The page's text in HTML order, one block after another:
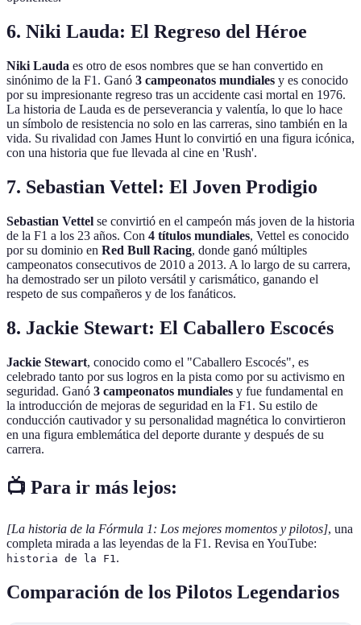
6. Niki Lauda: El Regreso del Héroe
Niki Lauda es otro de esos nombres que se han convertido en
sinónimo de la F1. Ganó 3 campeonatos mundiales y es conocido
por su impresionante regreso tras un accidente casi mortal en 1976.
La historia de Lauda es de perseverancia y valentía, lo que lo hace
un símbolo de resistencia no solo en las carreras, sino también en la
vida. Su rivalidad con James Hunt lo convirtió en una figura icónica,
con una historia que fue llevada al cine en 'Rush'.
7. Sebastian Vettel: El Joven Prodigio
Sebastian Vettel se convirtió en el campeón más joven de la historia
de la F1 a los 23 años. Con 4 títulos mundiales, Vettel es conocido
por su dominio en Red Bull Racing, donde ganó múltiples
campeonatos consecutivos de 2010 a 2013. A lo largo de su carrera,
ha demostrado ser un piloto versátil y carismático, ganando el
respeto de sus compañeros y de los fanáticos.
8. Jackie Stewart: El Caballero Escocés
Jackie Stewart, conocido como el "Caballero Escocés", es
celebrado tanto por sus logros en la pista como por su activismo en
seguridad. Ganó 3 campeonatos mundiales y fue fundamental en
la introducción de mejoras de seguridad en la F1. Su estilo de
conducción cautivador y su personalidad magnética lo convirtieron
en una figura emblemática del deporte durante y después de su
carrera.
📺 Para ir más lejos:
[La historia de la Fórmula 1: Los mejores momentos y pilotos], una
completa mirada a las leyendas de la F1. Revisa en YouTube:
historia de la F1 .
Comparación de los Pilotos Legendarios